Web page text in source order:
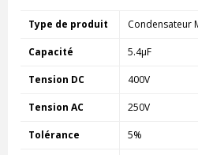
Type de produit Condensateur
Capacité 5.4µF
Tension DC 400V
Tension AC 250V
Tolérance 5%